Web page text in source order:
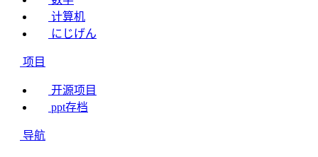
计算机
にじげん
项目
开源项目
ppt存档
导航